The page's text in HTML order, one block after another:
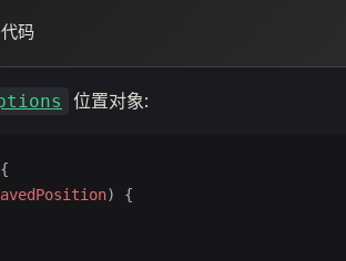
码
位置对象:
) {